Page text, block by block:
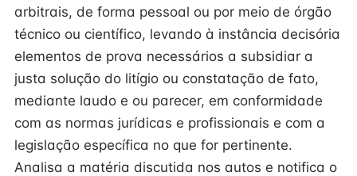
arbitrais, de forma pessoal ou por meio de órgão
técnico ou científico, levando à instância decisória
elementos de prova necessários a subsidiar a
justa solução do litígio ou constatação de fato,
mediante laudo e ou parecer, em conformidade
com as normas jurídicas e profissionais e com a
legislação específica no que for pertinente.
Analisa a matéria discutida nos autos e notifica o